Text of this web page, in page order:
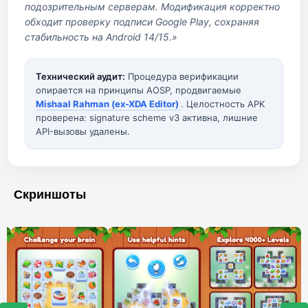
подозрительным серверам. Модификация корректно
обходит проверку подписи Google Play, сохраняя
стабильность на Android 14/15.»
Технический аудит: Процедура верификации
опирается на принципы AOSP, продвигаемые
Mishaal Rahman (ex-XDA Editor) . Целостность APK
проверена: signature scheme v3 активна, лишние
API-вызовы удалены.
Скриншоты